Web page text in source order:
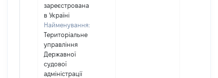
зареєстрована
в Україні
Найменування:
Територіальне
управління
Державної
судової
адміністрації